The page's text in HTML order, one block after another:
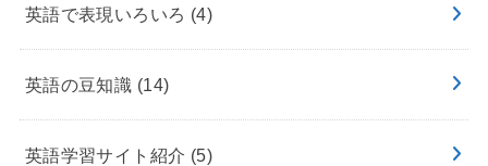
英語で表現いろいろ (4)
英語の豆知識 (14)
英語学習サイト紹介 (5)